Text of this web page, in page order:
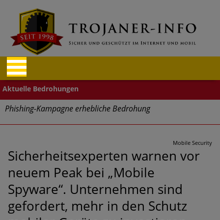
Phishing-Kampagne erhebliche Bedrohung
Identitätsdiebstahl
Exponentiell wachsende Risiken, eine immer
unübersichtlichere Cyber-Bedrohungslage – was CISOs jetzt
für mehr Cyber-Resilienz tun können
Digitale Assets aller Arten im Fokus der aktuellen Cyber-
Mobile Security
Sicherheitsexperten warnen vor
neuem Peak bei „Mobile
Spyware“. Unternehmen sind
gefordert, mehr in den Schutz